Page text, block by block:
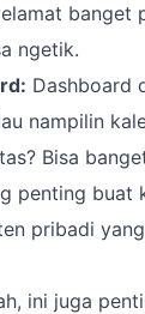
banget
ngetik.
Dashboard
nampilin
Bisa
penting buat
pribadi
ini juga